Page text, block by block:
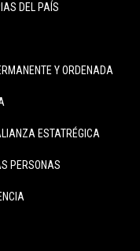
DEL PAÍS
Y ORDENADA
ESTATRÉGICA
PERSONAS